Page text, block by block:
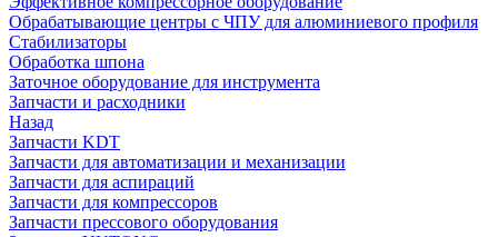
Обрабатывающие центры с ЧПУ для алюминиевого профиля
Стабилизаторы
Обработка шпона
Заточное оборудование для инструмента
Запчасти и расходники
Назад
Запчасти KDT
Запчасти для автоматизации и механизации
Запчасти для аспираций
Запчасти для компрессоров
Запчасти прессового оборудования